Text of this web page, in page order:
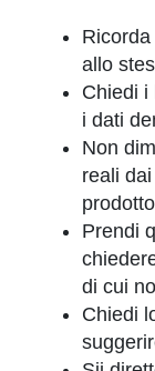
allo
Chiedi i
i dati
Non
reali
Prendi
di cui
Chiedi